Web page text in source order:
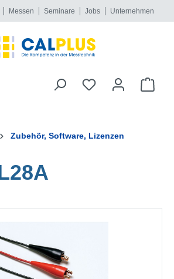
Messen Seminare Jobs Unternehmen
Zubehör, Software, Lizenzen